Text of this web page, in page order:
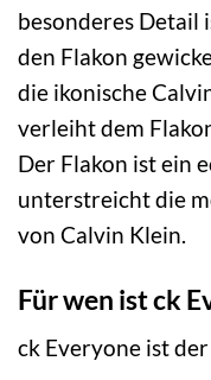
besonderes Detail
den Flakon
die ikonische
verleiht dem
Der Flakon ist ein
unterstreicht die
von Calvin Klein.
Für wen ist ck
ck Everyone ist